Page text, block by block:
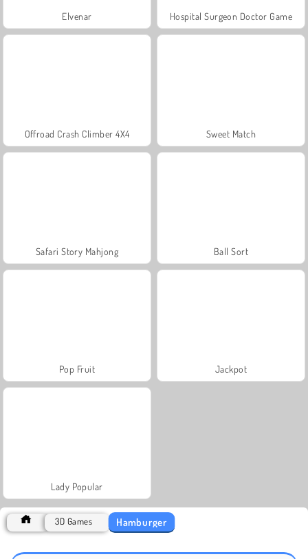
Elvenar Hospital Surgeon Doctor Game
Offroad Crash Climber 4X4 Sweet Match
Safari Story Mahjong Ball Sort
Pop Fruit Jackpot
Lady Popular
3D Games Hamburger